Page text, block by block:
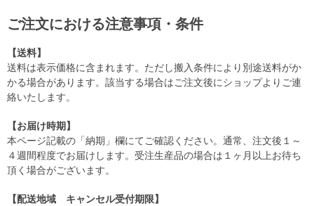
ご注文における注意事項・条件
【送料】
送料は表示価格に含まれます。ただし搬入条件により別途送料がか
かる場合があります。該当する場合はご注文後にショップよりご連
絡いたします。
【お届け時期】
本ページ記載の「納期」欄にてご確認ください。通常、注文後１～
４週間程度でお届けします。受注生産品の場合は１ヶ月以上お待ち
頂く場合がございます。
【配送地域 キャンセル受付期限】